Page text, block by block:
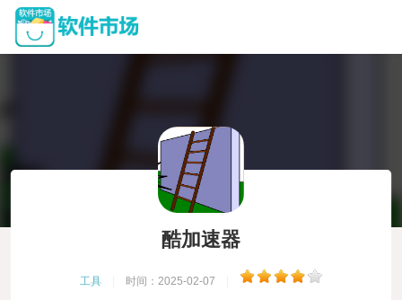
酷加速器
工具 时间：2025-02-07